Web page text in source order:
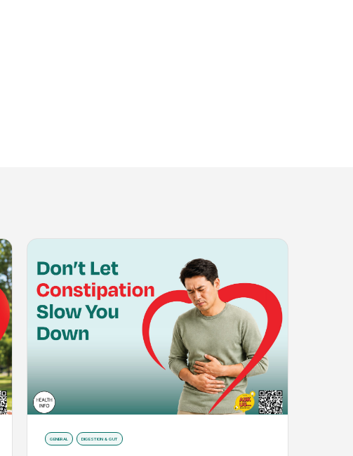
GENERAL DIGESTION & GUT